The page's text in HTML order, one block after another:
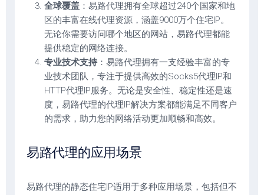
全球覆盖 ：易路代理拥有全球超过240个国家和地
区的丰富在线代理资源，涵盖9000万个住宅IP。
无论你需要访问哪个地区的网站，易路代理都能
提供稳定的网络连接。
专业技术支持：易路代理拥有一支经验丰富的专
业技术团队，专注于提供高效的Socks5代理IP和
HTTP代理IP服务。无论是安全性、稳定性还是速
度，易路代理的代理IP解决方案都能满足不同客户
的需求，助力您的网络活动更加顺畅和高效。
易路代理的应用场景
易路代理的静态住宅IP适用于多种应用场景，包括但不